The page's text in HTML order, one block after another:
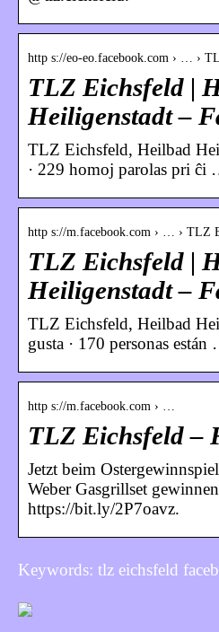
http s://eo-eo.facebook.com › … ›
TLZ Eichsfeld |
Heiligenstadt –
TLZ Eichsfeld, Heilbad
· 229 homoj parolas pri ĉi
http s://m.facebook.com › … › TLZ
TLZ Eichsfeld |
Heiligenstadt –
TLZ Eichsfeld, Heilbad
gusta · 170 personas están
http s://m.facebook.com › …
TLZ Eichsfeld –
Jetzt beim
Weber Gasgrillset
https://bit.ly/2P7oavz.
Keywords: tlz eichsfeld